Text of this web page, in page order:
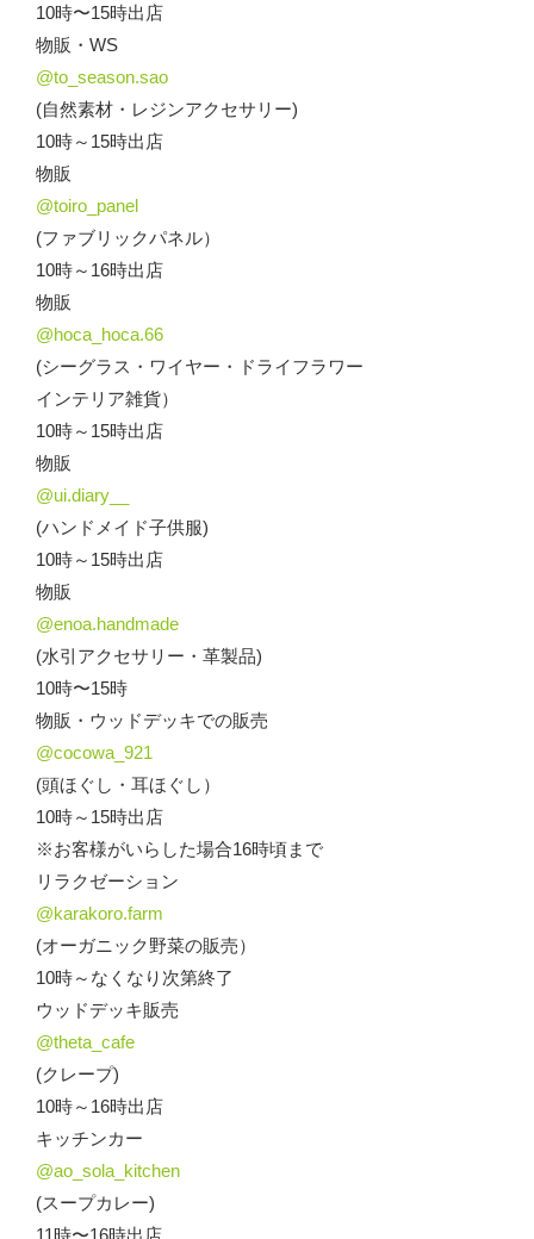
10時〜15時出店
物販・WS
@to_season.sao
(自然素材・レジンアクセサリー)
10時～15時出店
物販
@toiro_panel
(ファブリックパネル）
10時～16時出店
物販
@hoca_hoca.66
(シーグラス・ワイヤー・ドライフラワー
インテリア雑貨）
10時～15時出店
物販
@ui.diary__
(ハンドメイド子供服)
10時～15時出店
物販
@enoa.handmade
(水引アクセサリー・革製品)
10時〜15時
物販・ウッドデッキでの販売
@cocowa_921
(頭ほぐし・耳ほぐし）
10時～15時出店
※お客様がいらした場合16時頃まで
リラクゼーション
@karakoro.farm
(オーガニック野菜の販売）
10時～なくなり次第終了
ウッドデッキ販売
@theta_cafe
(クレープ)
10時～16時出店
キッチンカー
@ao_sola_kitchen
(スープカレー)
11時〜16時出店